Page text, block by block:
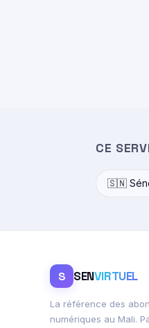
CE
🇸🇳
S SENVIRTUEL
La référence des
numériques au Mali.